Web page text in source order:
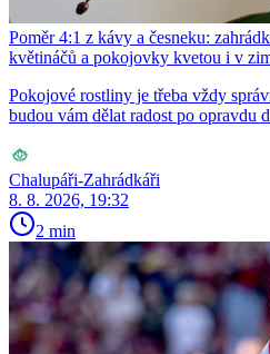
Poměr 4:1 z kávy a česneku:
květináčů a pokojovky kvetou i v
Pokojové rostliny je třeba vždy
budou vám dělat radost po opravdu
Chalupáři-Zahrádkáři
8. 8. 2026, 19:32
2 min